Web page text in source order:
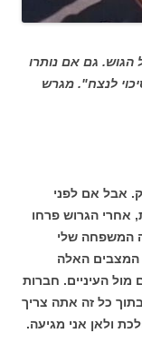
גם אם נותרו
לנצח". מגרש
אבל אם לפני
אחרי הגרוש פרחו
המשפחה שלי
המצבים האלה
העיניים. חברות
כל זה אתה צריך
ולאן אני מגיעה.